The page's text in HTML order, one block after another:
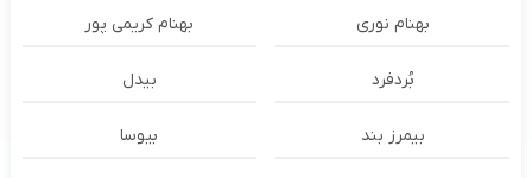
بهنام نوری بهنام کریمی پور
بُردفرد بیدل
بیمرز بند بیوسا